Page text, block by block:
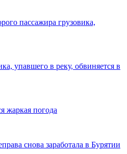
пассажира грузовика,
упавшего в реку, обвиняется в
жаркая погода
снова заработала в Бурятии